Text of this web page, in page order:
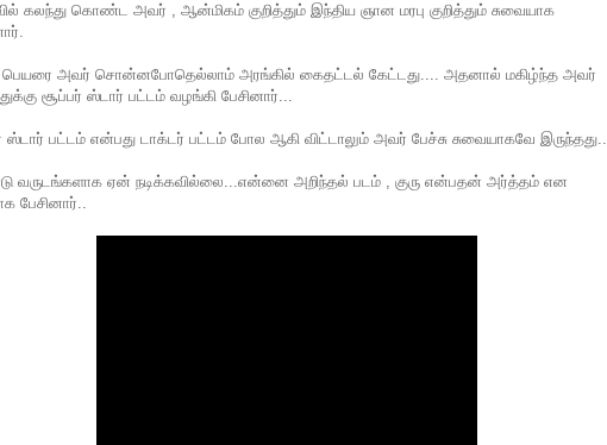
கலந்து கொண்ட அவர் , ஆன்மிகம் குறித்தும் இந்திய ஞான மரபு குறித்தும் சுவையாக
அவர் சொன்னபோதெல்லாம் அரங்கில் கைதட்டல் கேட்டது.... அதனால் மகிழ்ந்த அவர்
சூப்பர் ஸ்டார் பட்டம் வழங்கி பேசினார்...
ஸ்டார் பட்டம் என்பது டாக்டர் பட்டம் போல ஆகி விட்டாலும் அவர் பேச்சு சுவையாகவே இருந்தது..
வருடங்களாக ஏன் நடிக்கவில்லை...என்னை அறிந்தல் படம் , குரு என்பதன் அர்த்தம் என
பேசினார்..